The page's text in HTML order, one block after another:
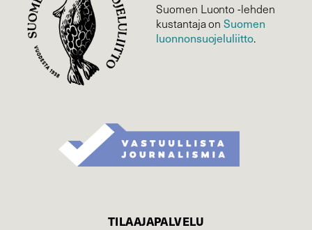
Suomen Luonto -lehden
kustantaja onSuomen
luonnonsuojelu­liitto.
TILAAJAPALVELU